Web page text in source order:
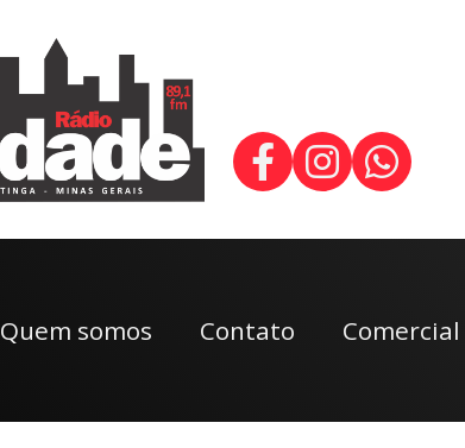
Quem somos Contato Comercial